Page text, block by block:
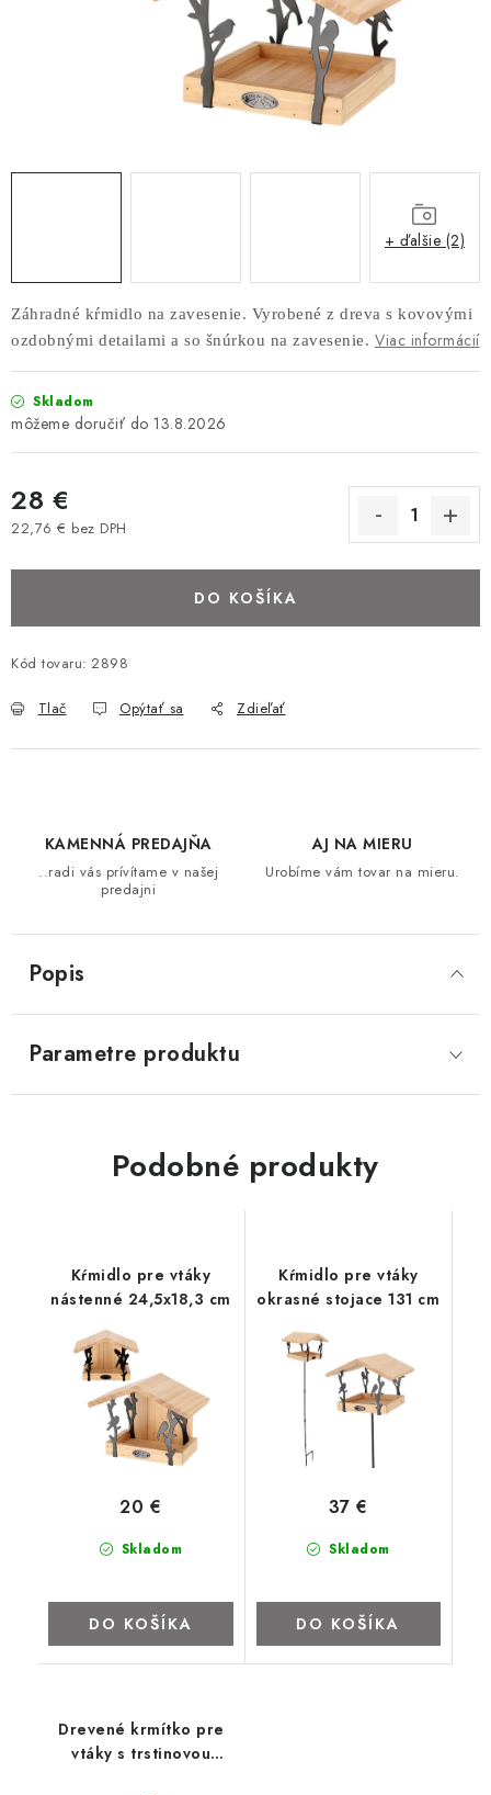
PREDEĽOVACIE STENY SO ŠIKMÝMI LAMELAMI 55°
SAMOSTATNE STOJACE LAMELOVÉ STENY
NAJPREDÁVANEJŠIE PRODUKTY
ZÁVESNÉ HOJDACIE KRESLÁ
ZÁHRADNÝ NÁBYTOK
STOLIČKY
BAROVÉ STOLIČKY
STOLY
MATRACE DORMISAN
LAMELOVÉ ROŠTY DO POSTELE
TABURETKY
KONFERENČNÉ STOLÍKY
KOMODY A VITRÍNY
Napíšte nám
Obchodné podmienky
Nábytok na mieru
Najpredávanejšie produkty
Hodnotenie obchodu
Odstúpenie od zmluvy - vrátenie
Záhradné kŕmidlo na zavesenie. Vyrobené z dreva s kovovými
ozdobnými detailami a so šnúrkou na zavesenie. Viac informácií
Skladom
13.8.2026
28 €
22,76 € bez DPH
DO KOŠÍKA
Kód tovaru: 2898
Tlač Opýtať sa Zdieľať
+ ďalšie (2)
KAMENNÁ PREDAJŇA
..radi vás prívítame v našej
predajni
AJ NA MIERU
Urobíme vám tovar na mieru.
Popis
Parametre produktu
Podobné produkty
Kŕmidlo pre vtáky
nástenné 24,5x18,3 cm
Skladom
20 €
DO KOŠÍKA
Kŕmidlo pre vtáky
okrasné stojace 131 cm
Skladom
37 €
DO KOŠÍKA
Drevené krmítko pre
vtáky s trstinovou